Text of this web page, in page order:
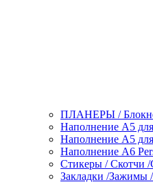
ПЛАНЕРЫ /
Наполнение А5
Наполнение А5
Наполнение А6
Стикеры / Скотчи /
Закладки /Зажимы